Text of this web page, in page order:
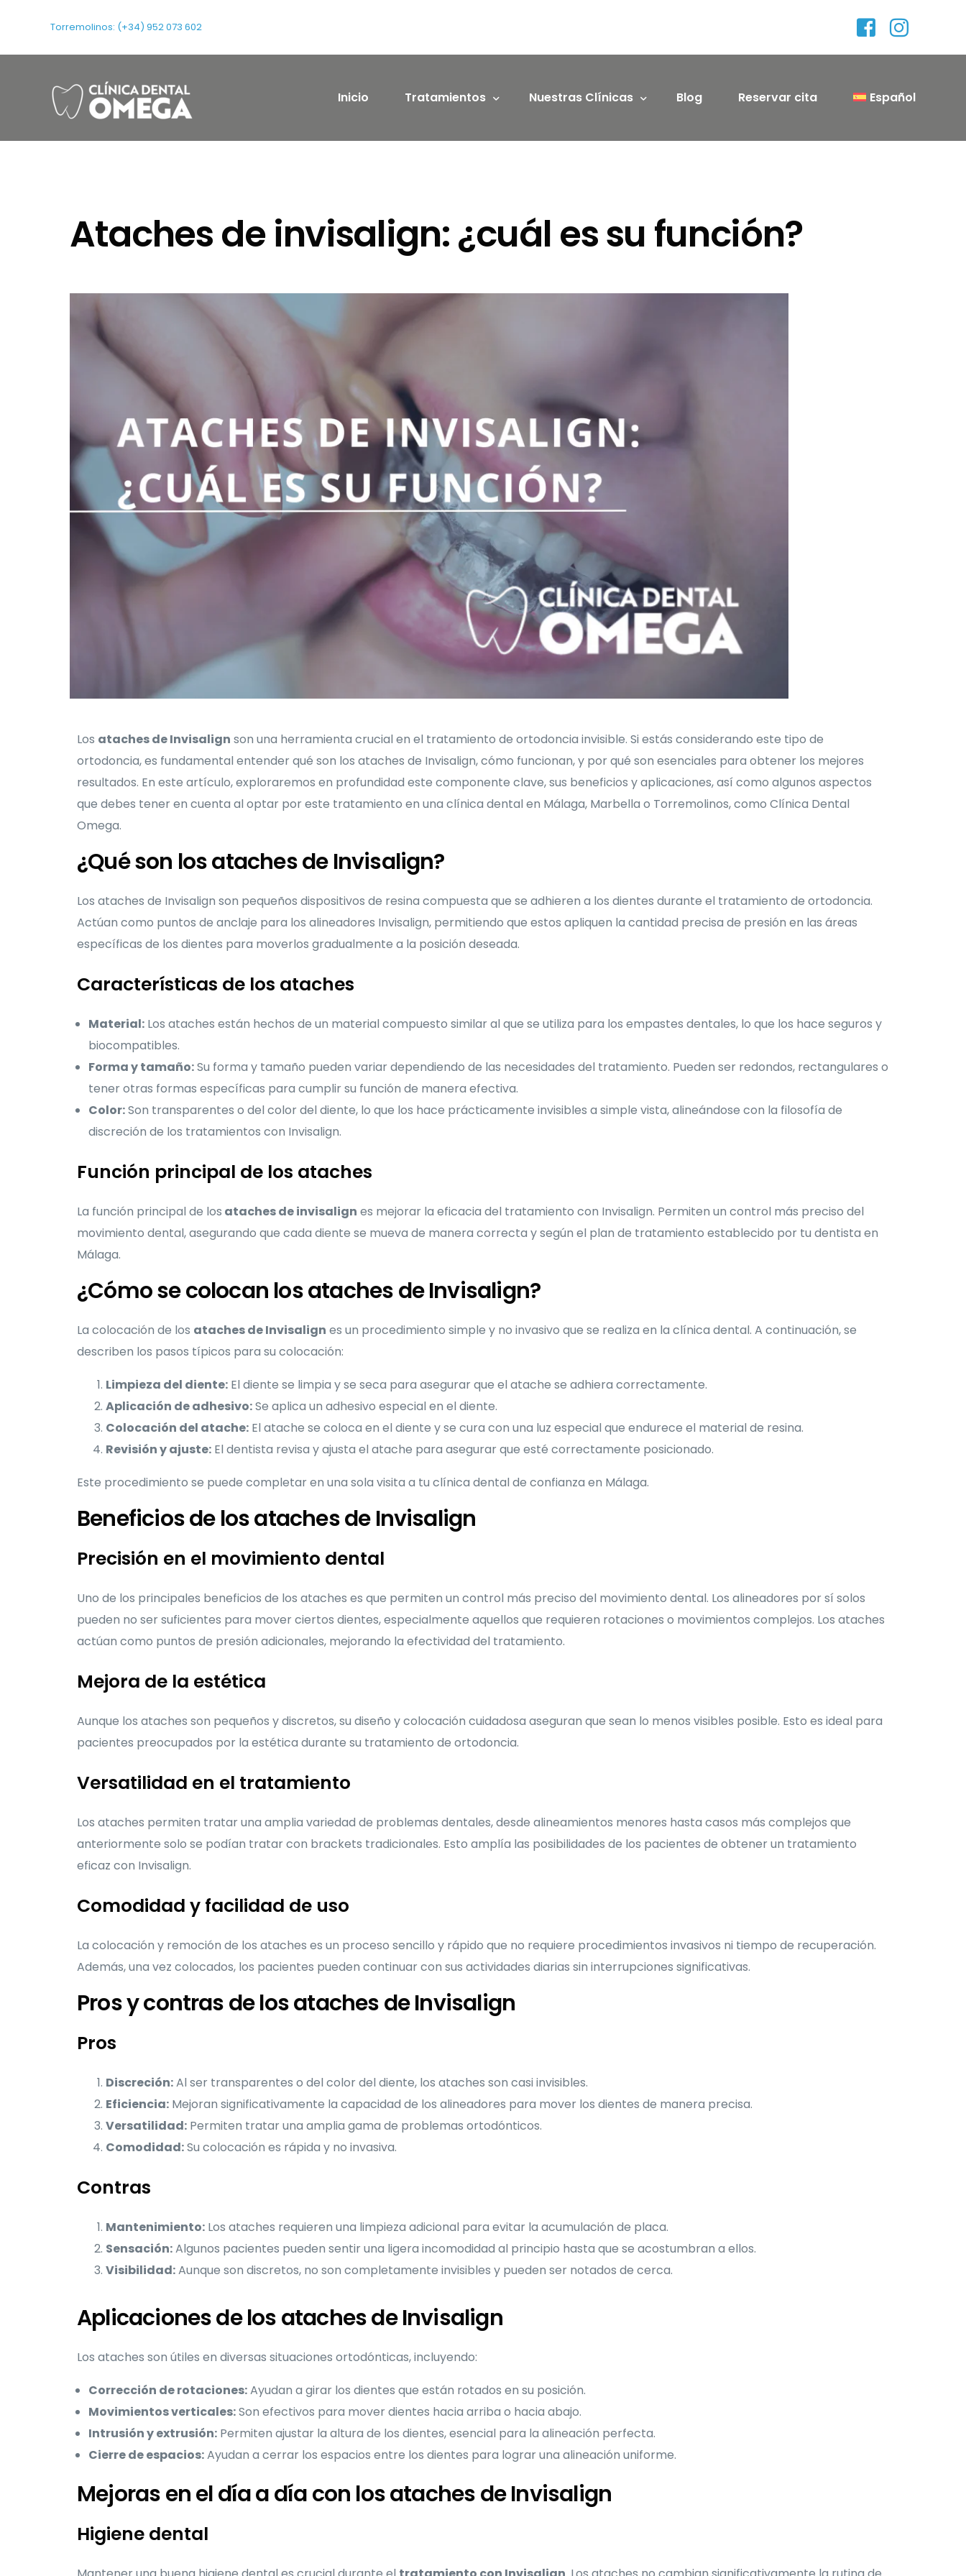
Torremolinos: (+34) 952 073 602
Inicio Tratamientos
Ortodoncia
Férulas de Descarga
Nuestras Clínicas Blog Reservar cita Español
Ataches de invisalign: ¿cuál es su función?
Los ataches de Invisalign son una herramienta crucial en el tratamiento de ortodoncia invisible. Si estás considerando este tipo de
ortodoncia, es fundamental entender qué son los ataches de Invisalign, cómo funcionan, y por qué son esenciales para obtener los mejores
resultados. En este artículo, exploraremos en profundidad este componente clave, sus beneficios y aplicaciones, así como algunos aspectos
que debes tener en cuenta al optar por este tratamiento en una clínica dental en Málaga, Marbella o Torremolinos, como Clínica Dental
Omega.
¿Qué son los ataches de Invisalign?
Los ataches de Invisalign son pequeños dispositivos de resina compuesta que se adhieren a los dientes durante el tratamiento de ortodoncia.
Actúan como puntos de anclaje para los alineadores Invisalign, permitiendo que estos apliquen la cantidad precisa de presión en las áreas
específicas de los dientes para moverlos gradualmente a la posición deseada.
Características de los ataches
Material: Los ataches están hechos de un material compuesto similar al que se utiliza para los empastes dentales, lo que los hace seguros y
biocompatibles.
Forma y tamaño:Su forma y tamaño pueden variar dependiendo de las necesidades del tratamiento. Pueden ser redondos, rectangulares o
tener otras formas específicas para cumplir su función de manera efectiva.
Color:Son transparentes o del color del diente, lo que los hace prácticamente invisibles a simple vista, alineándose con la filosofía de
discreción de los tratamientos con Invisalign.
Función principal de los ataches
La función principal de los ataches de invisalign es mejorar la eficacia del tratamiento con Invisalign. Permiten un control más preciso del
movimiento dental, asegurando que cada diente se mueva de manera correcta y según el plan de tratamiento establecido por tu dentista en
Málaga.
¿Cómo se colocan los ataches de Invisalign?
La colocación de los ataches de Invisalign es un procedimiento simple y no invasivo que se realiza en la clínica dental. A continuación, se
describen los pasos típicos para su colocación:
Limpieza del diente: El diente se limpia y se seca para asegurar que el atache se adhiera correctamente.
Aplicación de adhesivo:Se aplica un adhesivo especial en el diente.
Colocación del atache: El atache se coloca en el diente y se cura con una luz especial que endurece el material de resina.
Revisión y ajuste: El dentista revisa y ajusta el atache para asegurar que esté correctamente posicionado.
Este procedimiento se puede completar en una sola visita a tu clínica dental de confianza en Málaga.
Beneficios de los ataches de Invisalign
Precisión en el movimiento dental
Uno de los principales beneficios de los ataches es que permiten un control más preciso del movimiento dental. Los alineadores por sí solos
pueden no ser suficientes para mover ciertos dientes, especialmente aquellos que requieren rotaciones o movimientos complejos. Los ataches
actúan como puntos de presión adicionales, mejorando la efectividad del tratamiento.
Mejora de la estética
Aunque los ataches son pequeños y discretos, su diseño y colocación cuidadosa aseguran que sean lo menos visibles posible. Esto es ideal para
pacientes preocupados por la estética durante su tratamiento de ortodoncia.
Versatilidad en el tratamiento
Los ataches permiten tratar una amplia variedad de problemas dentales, desde alineamientos menores hasta casos más complejos que
anteriormente solo se podían tratar con brackets tradicionales. Esto amplía las posibilidades de los pacientes de obtener un tratamiento
eficaz con Invisalign.
Comodidad y facilidad de uso
La colocación y remoción de los ataches es un proceso sencillo y rápido que no requiere procedimientos invasivos ni tiempo de recuperación.
Además, una vez colocados, los pacientes pueden continuar con sus actividades diarias sin interrupciones significativas.
Pros y contras de los ataches de Invisalign
Pros
Discreción:Al ser transparentes o del color del diente, los ataches son casi invisibles.
Eficiencia: Mejoran significativamente la capacidad de los alineadores para mover los dientes de manera precisa.
Versatilidad: Permiten tratar una amplia gama de problemas ortodónticos.
Comodidad:Su colocación es rápida y no invasiva.
Contras
Mantenimiento: Los ataches requieren una limpieza adicional para evitar la acumulación de placa.
Sensación:Algunos pacientes pueden sentir una ligera incomodidad al principio hasta que se acostumbran a ellos.
Visibilidad:Aunque son discretos, no son completamente invisibles y pueden ser notados de cerca.
Aplicaciones de los ataches de Invisalign
Los ataches son útiles en diversas situaciones ortodónticas, incluyendo:
Corrección de rotaciones:Ayudan a girar los dientes que están rotados en su posición.
Movimientos verticales:Son efectivos para mover dientes hacia arriba o hacia abajo.
Intrusión y extrusión: Permiten ajustar la altura de los dientes, esencial para la alineación perfecta.
Cierre de espacios:Ayudan a cerrar los espacios entre los dientes para lograr una alineación uniforme.
Mejoras en el día a día con los ataches de Invisalign
Higiene dental